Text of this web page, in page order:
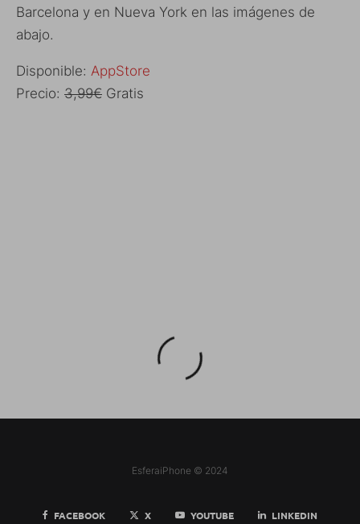
Barcelona y en Nueva York en las imágenes de
abajo.
Disponible: AppStore
Precio: 3,99€ Gratis
EsferaiPhone © 2024
FACEBOOK X YOUTUBE LINKEDIN